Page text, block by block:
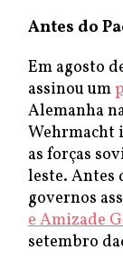
Antes do
Em agosto
assinou um
Alemanha
Wehrmacht
as forças
leste. Antes
governos
e Amizade
setembro